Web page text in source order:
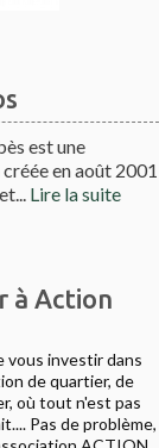
est une
en août 2001
Lire la suite
à Action
vous investir dans
de quartier, de
où tout n'est pas
Pas de problème,